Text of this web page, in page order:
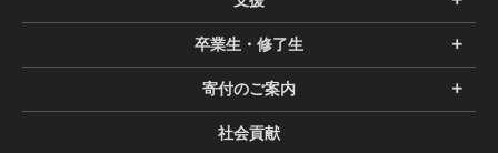
卒業生・修了生
寄付のご案内
社会貢献